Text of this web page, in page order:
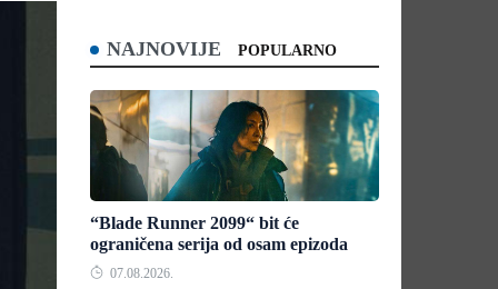
NAJNOVIJE POPULARNO
“Blade Runner 2099“ bit će
ograničena serija od osam epizoda
07.08.2026.